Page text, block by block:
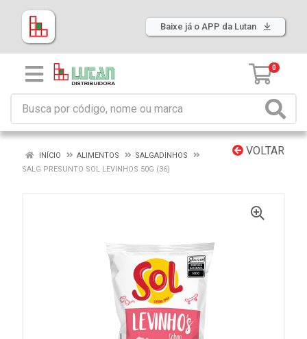
Baixe já o APP da Lutan
0
VOLTAR
INÍCIO ALIMENTOS
SALGADINHOS
SALG PRESUNTO SOL LEVINHOS 50G (36)